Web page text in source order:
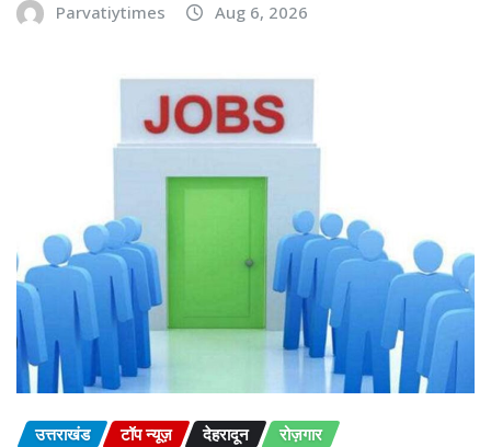
Parvatiytimes Aug 6, 2026
उत्तराखंड टॉप न्यूज़ देहरादून रोज़गार